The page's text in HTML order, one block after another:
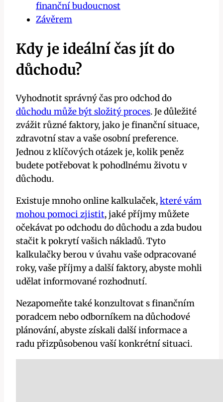
finanční budoucnost
Závěrem
Kdy je ideální čas jít do
důchodu?
Vyhodnotit správný čas pro odchod do
důchodu může být složitý proces. Je důležité
zvážit různé faktory, jako je finanční situace,
zdravotní stav a vaše osobní preference.
Jednou z klíčových otázek je, kolik peněz
budete potřebovat k pohodlnému životu v
důchodu.
Existuje mnoho online kalkulaček,které vám
mohou pomoci zjistit, jaké příjmy můžete
očekávat po odchodu do důchodu a zda budou
stačit k pokrytí vašich nákladů. Tyto
kalkulačky berou v úvahu vaše odpracované
roky, vaše příjmy a další faktory, abyste mohli
udělat informované rozhodnutí.
Nezapomeňte také konzultovat s finančním
poradcem nebo odborníkem na důchodové
plánování, abyste získali další informace a
radu přizpůsobenou vaší konkrétní situaci.